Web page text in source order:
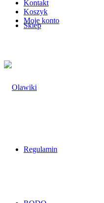
Sklep
Regulamin
Kontakt
Koszyk
Moje konto